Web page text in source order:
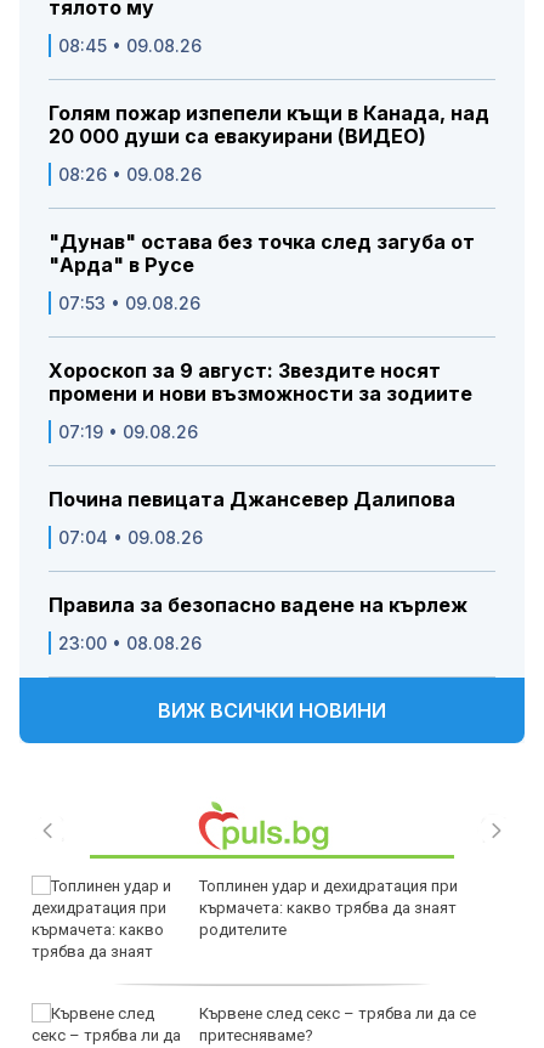
тялото му
08:45 • 09.08.26
Голям пожар изпепели къщи в Канада, над
20 000 души са евакуирани (ВИДЕО)
08:26 • 09.08.26
"Дунав" остава без точка след загуба от
"Арда" в Русе
07:53 • 09.08.26
Хороскоп за 9 август: Звездите носят
промени и нови възможности за зодиите
07:19 • 09.08.26
Почина певицата Джансевер Далипова
07:04 • 09.08.26
Правила за безопасно вадене на кърлеж
23:00 • 08.08.26
ВИЖ ВСИЧКИ НОВИНИ
Топлинен удар и дехидратация при
кърмачета: какво трябва да знаят
родителите
Кървене след секс – трябва ли да се
притесняваме?